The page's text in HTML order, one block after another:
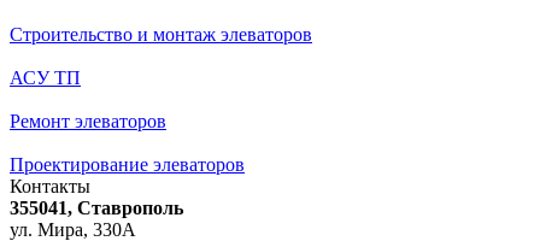
Строительство и монтаж элеваторов
АСУ ТП
Ремонт элеваторов
Проектирование элеваторов
Контакты
355041, Ставрополь
ул. Мира, 330А